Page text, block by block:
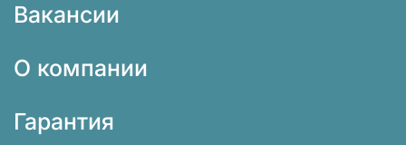
Вакансии
О компании
Гарантия